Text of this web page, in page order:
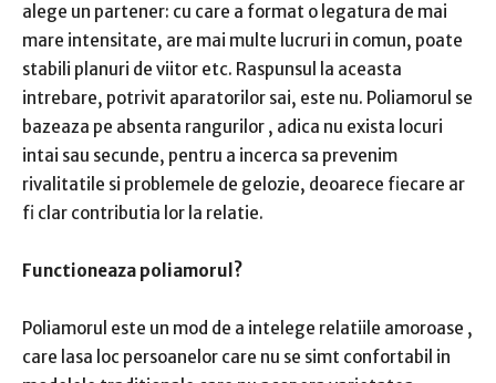
alege un partener: cu care a format o legatura de mai
mare intensitate, are mai multe lucruri in comun, poate
stabili planuri de viitor etc. Raspunsul la aceasta
intrebare, potrivit aparatorilor sai, este nu. Poliamorul se
bazeaza pe absenta rangurilor , adica nu exista locuri
intai sau secunde, pentru a incerca sa prevenim
rivalitatile si problemele de gelozie, deoarece fiecare ar
fi clar contributia lor la relatie.
Functioneaza poliamorul?
Poliamorul este un mod de a intelege relatiile amoroase ,
care lasa loc persoanelor care nu se simt confortabil in